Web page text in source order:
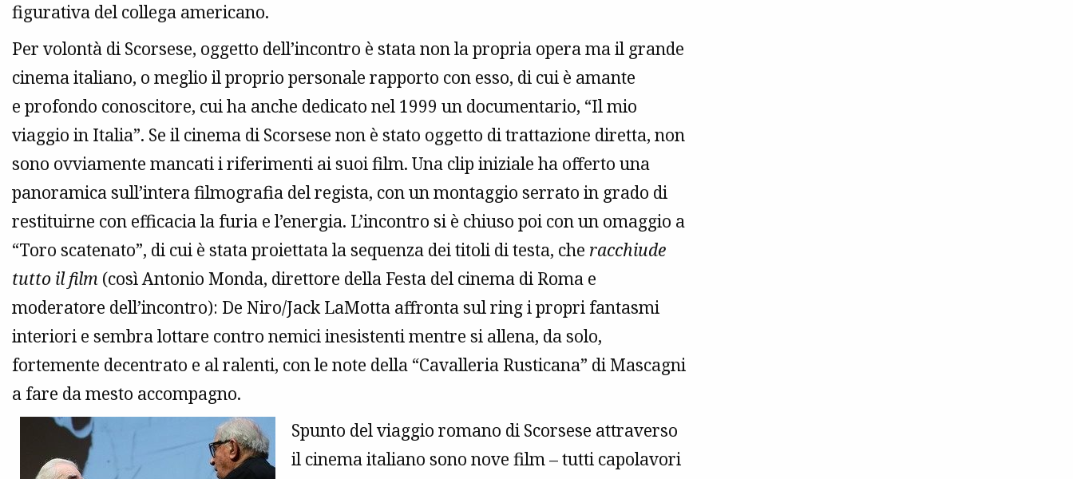
figurativa del collega americano.
Per volontà di Scorsese, oggetto dell’incontro è stata non la propria opera ma il grande
cinema italiano, o meglio il proprio personale rapporto con esso, di cui è amante
e profondo conoscitore, cui ha anche dedicato nel 1999 un documentario, “Il mio
viaggio in Italia”. Se il cinema di Scorsese non è stato oggetto di trattazione diretta, non
sono ovviamente mancati i riferimenti ai suoi film. Una clip iniziale ha offerto una
panoramica sull’intera filmografia del regista, con un montaggio serrato in grado di
restituirne con efficacia la furia e l’energia. L’incontro si è chiuso poi con un omaggio a
“Toro scatenato”, di cui è stata proiettata la sequenza dei titoli di testa, che racchiude
tutto il film (così Antonio Monda, direttore della Festa del cinema di Roma e
moderatore dell’incontro): De Niro/Jack LaMotta affronta sul ring i propri fantasmi
interiori e sembra lottare contro nemici inesistenti mentre si allena, da solo,
fortemente decentrato e al ralenti, con le note della “Cavalleria Rusticana” di Mascagni
a fare da mesto accompagno.
Spunto del viaggio romano di Scorsese attraverso
il cinema italiano sono nove film – tutti capolavori